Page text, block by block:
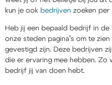
kun je ook bedrijven zoeken per
Heb jij een bepaald bedrijf in
onze steden pagina’s om te
gevestigd zijn. Deze bedrijven
die er ervaring mee hebben.
bedrijf jij van doen hebt.